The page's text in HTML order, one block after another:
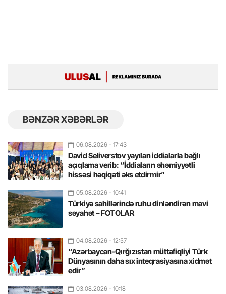
BƏNZƏR XƏBƏRLƏR
06.08.2026 - 17:43
David Seliverstov yayılan iddialarla bağlı
açıqlama verib: “İddiaların əhəmiyyətli
hissəsi həqiqəti əks etdirmir”
05.08.2026 - 10:41
Türkiyə sahillərində ruhu dinləndirən mavi
səyahət – FOTOLAR
04.08.2026 - 12:57
“Azərbaycan-Qırğızıstan müttəfiqliyi Türk
Dünyasının daha sıx inteqrasiyasına xidmət
edir”
03.08.2026 - 10:18